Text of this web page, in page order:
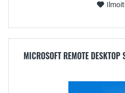
MICROSOFT REMOTE